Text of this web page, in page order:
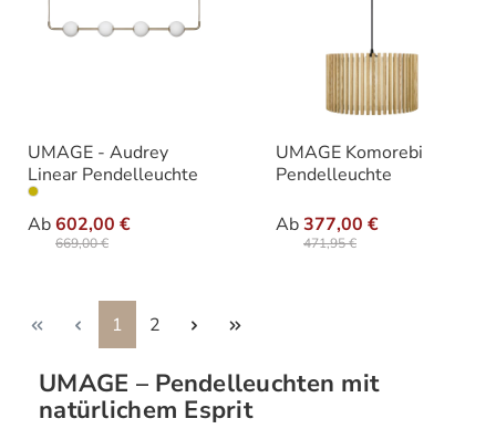
UMAGE - Audrey
Linear Pendelleuchte
Ab602,00 €
669,00 €
Varianten
UMAGE Komorebi
Pendelleuchte
Ab377,00 €
471,95 €
Varianten
Seite
1 Seite
2
UMAGE – Pendelleuchten mit
natürlichem Esprit